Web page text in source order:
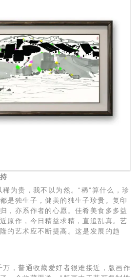
为贵，我不以为然。“稀”算什么，珍
是独生子，健美的独生子珍贵。复印
，亦系作者的心愿。佳肴美食多多益
原作，今日精益求精，直追乱真。艺
的艺术应不断提高。这是发展的趋
万，普通收藏爱好者很难接近，版画作